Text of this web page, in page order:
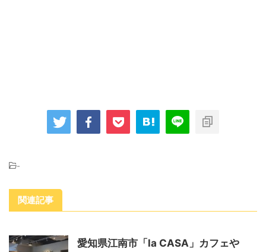
-
関連記事
愛知県江南市「la CASA」カフェや